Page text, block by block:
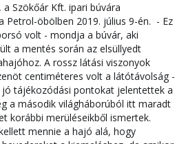
a Szökőár Kft. ipari búvára
Petrol-öbölben 2019. július 9-én. - Ez
volt - mondja a búvár, aki
a mentés során az elsüllyedt
A rossz látási viszonyok
centiméteres volt a látótávolság -
jó tájékozódási pontokat jelentettek a
a második világháborúból itt maradt
korábbi merüléseikből ismertek.
mennie a hajó alá, hogy